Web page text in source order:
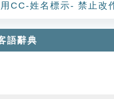
CC-姓名標示- 禁止改
語辭典